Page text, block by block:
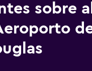
sobre